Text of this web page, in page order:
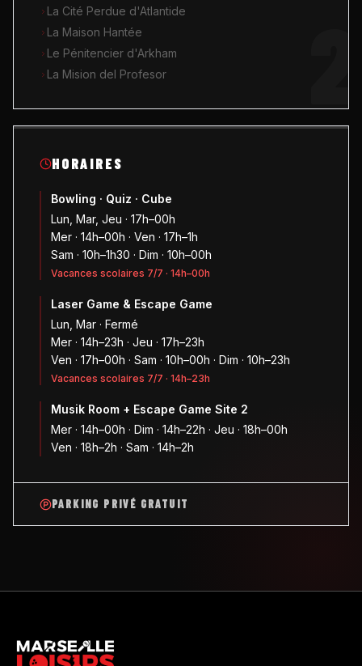
HORAIRES
Bowling · Quiz · Cube
Lun, Mar, Jeu · 17h–00h
Mer · 14h–00h · Ven · 17h–1h
Sam · 10h–1h30 · Dim · 10h–00h
Vacances scolaires 7/7 · 14h–00h
Laser Game & Escape Game
Lun, Mar · Fermé
Mer · 14h–23h · Jeu · 17h–23h
Ven · 17h–00h · Sam · 10h–00h · Dim · 10h–23h
Vacances scolaires 7/7 · 14h–23h
Musik Room + Escape Game Site 2
Mer · 14h–00h · Dim · 14h–22h · Jeu · 18h–00h
Ven · 18h–2h · Sam · 14h–2h
PARKING PRIVÉ GRATUIT
La Cité Perdue d'Atlantide
La Maison Hantée
Le Pénitencier d'Arkham
La Mision del Profesor